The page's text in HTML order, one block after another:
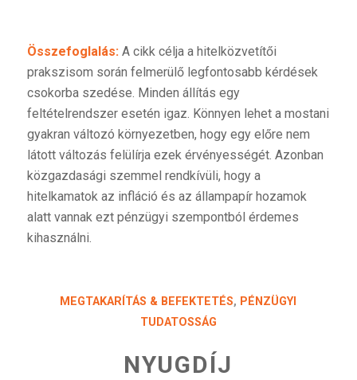
Összefoglalás:A cikk célja a hitelközvetítői
prakszisom során felmerülő legfontosabb kérdések
csokorba szedése. Minden állítás egy
feltételrendszer esetén igaz. Könnyen lehet a mostani
gyakran változó környezetben, hogy egy előre nem
látott változás felülírja ezek érvényességét. Azonban
közgazdasági szemmel rendkívüli, hogy a
hitelkamatok az infláció és az állampapír hozamok
alatt vannak ezt pénzügyi szempontból érdemes
kihasználni.
MEGTAKARÍTÁS & BEFEKTETÉS, PÉNZÜGYI
TUDATOSSÁG
NYUGDÍJ